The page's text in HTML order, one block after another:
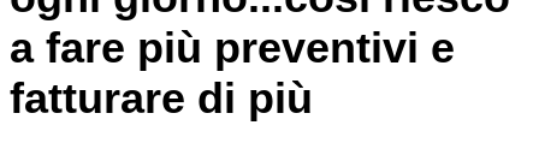
a fare più preventivi e
fatturare di più